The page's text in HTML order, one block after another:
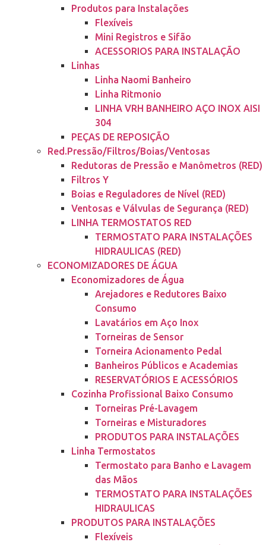
Produtos para Instalações
Flexíveis
Mini Registros e Sifão
ACESSORIOS PARA INSTALAÇÃO
Linhas
Linha Naomi Banheiro
Linha Ritmonio
LINHA VRH BANHEIRO AÇO INOX AISI
304
PEÇAS DE REPOSIÇÃO
Red.Pressão/Filtros/Boias/Ventosas
Redutoras de Pressão e Manômetros (RED)
Filtros Y
Boias e Reguladores de Nível (RED)
Ventosas e Válvulas de Segurança (RED)
LINHA TERMOSTATOS RED
TERMOSTATO PARA INSTALAÇÕES
HIDRAULICAS (RED)
ECONOMIZADORES DE ÁGUA
Economizadores de Água
Arejadores e Redutores Baixo
Consumo
Lavatários em Aço Inox
Torneiras de Sensor
Torneira Acionamento Pedal
Banheiros Públicos e Academias
RESERVATÓRIOS E ACESSÓRIOS
Cozinha Profissional Baixo Consumo
Torneiras Pré-Lavagem
Torneiras e Misturadores
PRODUTOS PARA INSTALAÇÕES
Linha Termostatos
Termostato para Banho e Lavagem
das Mãos
TERMOSTATO PARA INSTALAÇÕES
HIDRAULICAS
PRODUTOS PARA INSTALAÇÕES
Flexíveis